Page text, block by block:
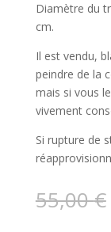
Diamètre du
cm.
Il est vendu,
peindre de la
mais si vous
vivement
Si rupture de
55,00€